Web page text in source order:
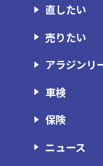
直したい
売りたい
アラジンリ
車検
保険
ニュース